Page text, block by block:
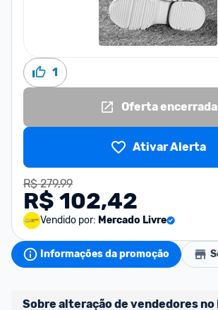
1
Oferta encerrada
Ativar Alerta
R$ 279,99
R$ 102,42
Vendido por: Mercado Livre
Informações da promoção
Sobre alteração de vendedores no